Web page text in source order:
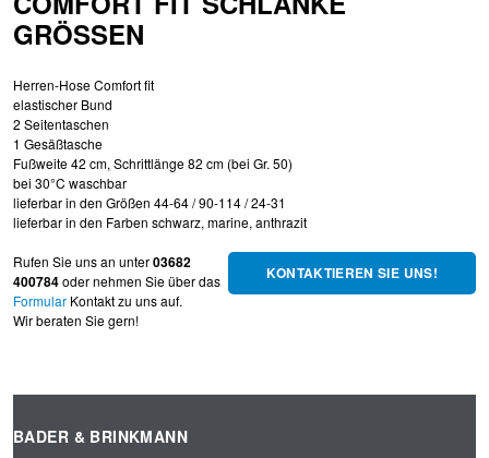
GRÖSSEN
Herren-Hose Comfort fit
elastischer Bund
2 Seitentaschen
1 Gesäßtasche
Fußweite 42 cm, Schrittlänge 82 cm (bei Gr. 50)
bei 30°C waschbar
lieferbar in den Größen 44-64 / 90-114 / 24-31
lieferbar in den Farben schwarz, marine, anthrazit
KONTAKTIEREN SIE UNS!
Rufen Sie uns an unter03682
400784oder nehmen Sie über das
Formular Kontakt zu uns auf.
Wir beraten Sie gern!
BADER & BRINKMANN